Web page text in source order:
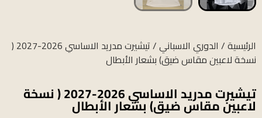
الرئيسية/ الدوري الاسباني
/ تيشيرت مدريد الاساسي 2026-2027 (
نسخة لاعبين مقاس ضيق) بشعار الأبطال
تيشيرت مدريد الاساسي 2026-2027 ( نسخة
لاعبين مقاس ضيق) بشعار الأبطال